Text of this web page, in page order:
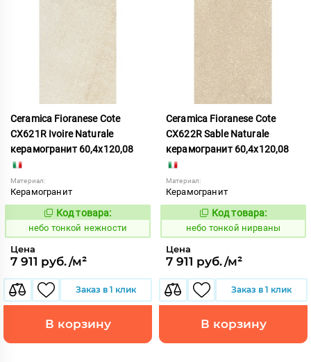
Ceramica Fioranese Cote
CX621R Ivoire Naturale
керамогранит 60,4x120,08
Материал:
Керамогранит
1122183
Код товара:
небо тонкой нежности
Цена
7 911 руб./м²
Заказ в 1 клик
В корзину
Ceramica Fioranese Cote
CX622R Sable Naturale
керамогранит 60,4x120,08
Материал:
Керамогранит
1122184
Код товара:
небо тонкой нирваны
Цена
7 911 руб./м²
Заказ в 1 клик
В корзину